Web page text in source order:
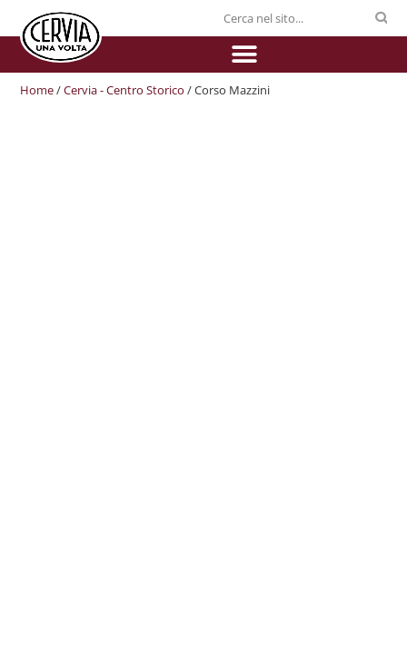
Home/Cervia - Centro Storico / Corso Mazzini